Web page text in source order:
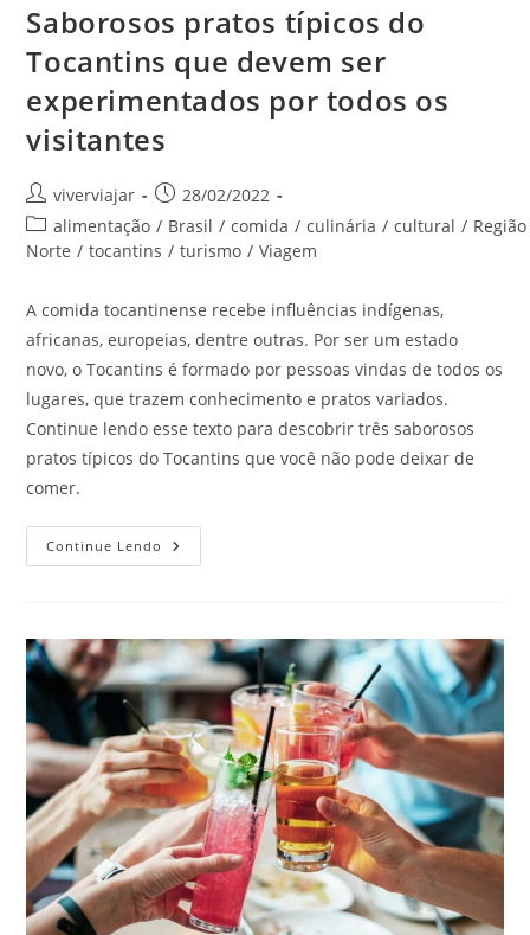
Saborosos pratos típicos do
Tocantins que devem ser
experimentados por todos os
visitantes
Autor
do
post:
viverviajar
Post
publicado:
28/02/2022
Categoria
do
alimentação / Brasil / comida / culinária / cultural / Região
Norte / tocantins / turismo / Viagem
A comida tocantinense recebe influências indígenas,
africanas, europeias, dentre outras. Por ser um estado
novo, o Tocantins é formado por pessoas vindas de todos os
lugares, que trazem conhecimento e pratos variados.
Continue lendo esse texto para descobrir três saborosos
pratos típicos do Tocantins que você não pode deixar de
comer.
Continue Lendo Saborosos
Pratos
Devem
Ser
Experimentados
Por
Todos
Os
Visitantes